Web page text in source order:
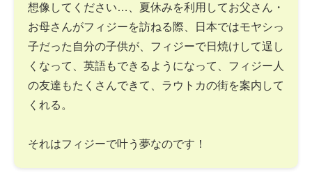
想像してください…、夏休みを利用してお父さん・
お母さんがフィジーを訪ねる際、日本ではモヤシっ
子だった自分の子供が、フィジーで日焼けして逞し
くなって、英語もできるようになって、フィジー人
の友達もたくさんできて、ラウトカの街を案内して
くれる。
それはフィジーで叶う夢なのです！